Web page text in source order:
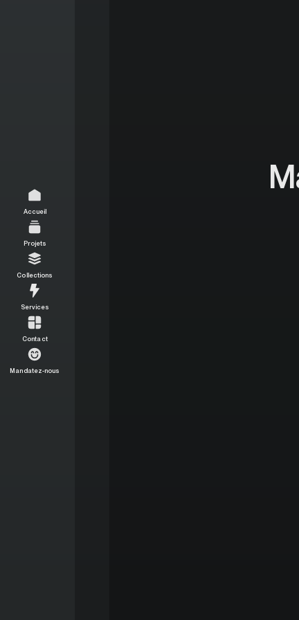
Accueil
Projets
Collections
Services
Contact
Mandatez-nous